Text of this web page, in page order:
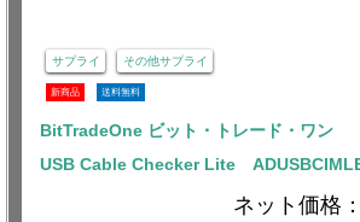
サプライ その他サプライ
新商品 送料無料
BitTradeOne ビット・トレード・ワン
USB Cable Checker Lite
ネット価格：